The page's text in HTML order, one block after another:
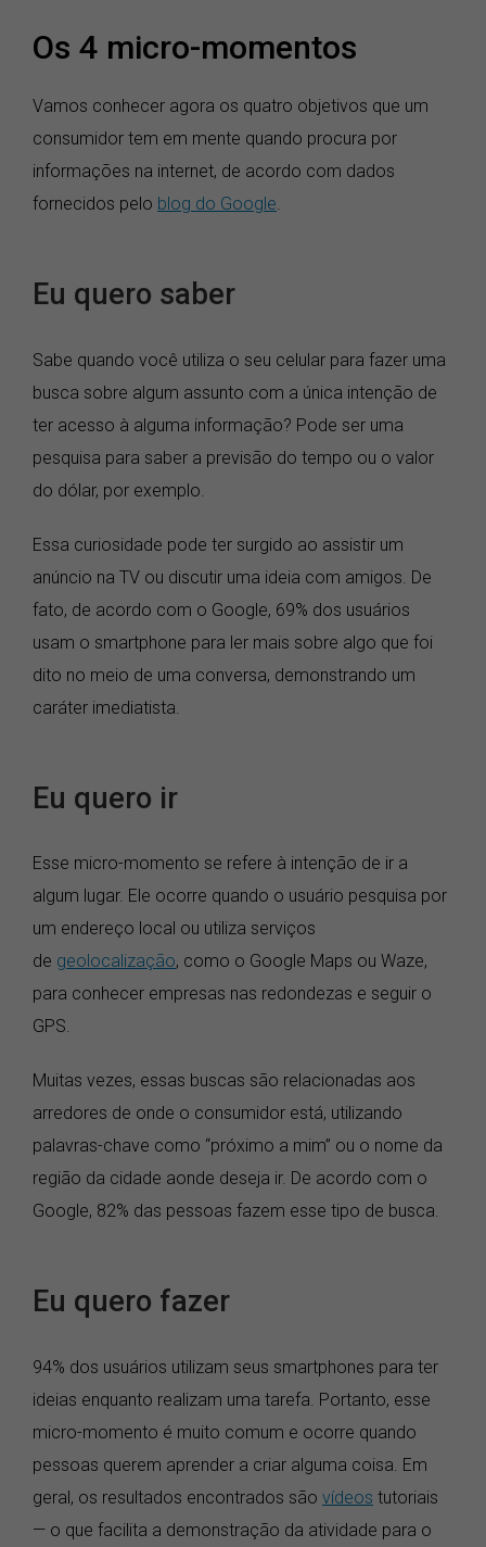
Os 4 micro-momentos
Vamos conhecer agora os quatro objetivos que um
consumidor tem em mente quando procura por
informações na internet, de acordo com dados
fornecidos pelo blog do Google.
Eu quero saber
Sabe quando você utiliza o seu celular para fazer uma
busca sobre algum assunto com a única intenção de
ter acesso à alguma informação? Pode ser uma
pesquisa para saber a previsão do tempo ou o valor
do dólar, por exemplo.
Essa curiosidade pode ter surgido ao assistir um
anúncio na TV ou discutir uma ideia com amigos. De
fato, de acordo com o Google, 69% dos usuários
usam o smartphone para ler mais sobre algo que foi
dito no meio de uma conversa, demonstrando um
caráter imediatista.
Eu quero ir
Esse micro-momento se refere à intenção de ir a
algum lugar. Ele ocorre quando o usuário pesquisa por
um endereço local ou utiliza serviços
de geolocalização, como o Google Maps ou Waze,
para conhecer empresas nas redondezas e seguir o
GPS.
Muitas vezes, essas buscas são relacionadas aos
arredores de onde o consumidor está, utilizando
palavras-chave como “próximo a mim” ou o nome da
região da cidade aonde deseja ir. De acordo com o
Google, 82% das pessoas fazem esse tipo de busca.
Eu quero fazer
94% dos usuários utilizam seus smartphones para ter
ideias enquanto realizam uma tarefa. Portanto, esse
micro-momento é muito comum e ocorre quando
pessoas querem aprender a criar alguma coisa. Em
geral, os resultados encontrados são vídeos tutoriais
— o que facilita a demonstração da atividade para o